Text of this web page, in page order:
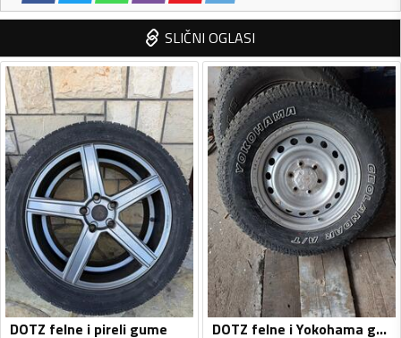
SLIČNI OGLASI
DOTZ felne i pireli gume DOTZ felne i Yokohama gume